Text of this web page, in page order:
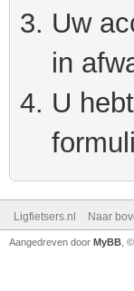
Uw
in
U
Ligfietsers.nl Naar
Aangedreven door MyBB ,